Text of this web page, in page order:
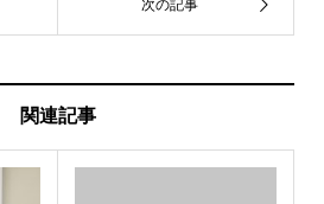
関連記事